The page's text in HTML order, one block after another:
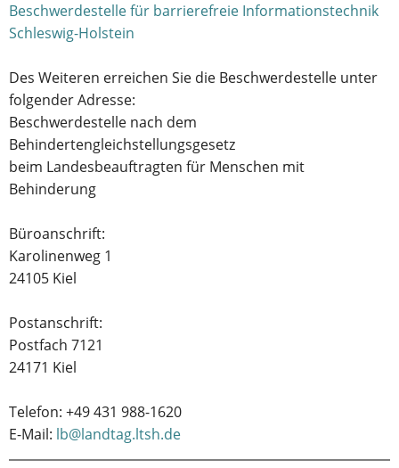
Beschwerdestelle für barrierefreie Informationstechnik
Schleswig-Holstein
Des Weiteren erreichen Sie die Beschwerdestelle unter
folgender Adresse:
Beschwerdestelle nach dem
Behindertengleichstellungsgesetz
beim Landesbeauftragten für Menschen mit
Behinderung
Büroanschrift:
Karolinenweg 1
24105 Kiel
Postanschrift:
Postfach 7121
24171 Kiel
Telefon: +49 431 988-1620
E-Mail: lb@landtag.ltsh.de